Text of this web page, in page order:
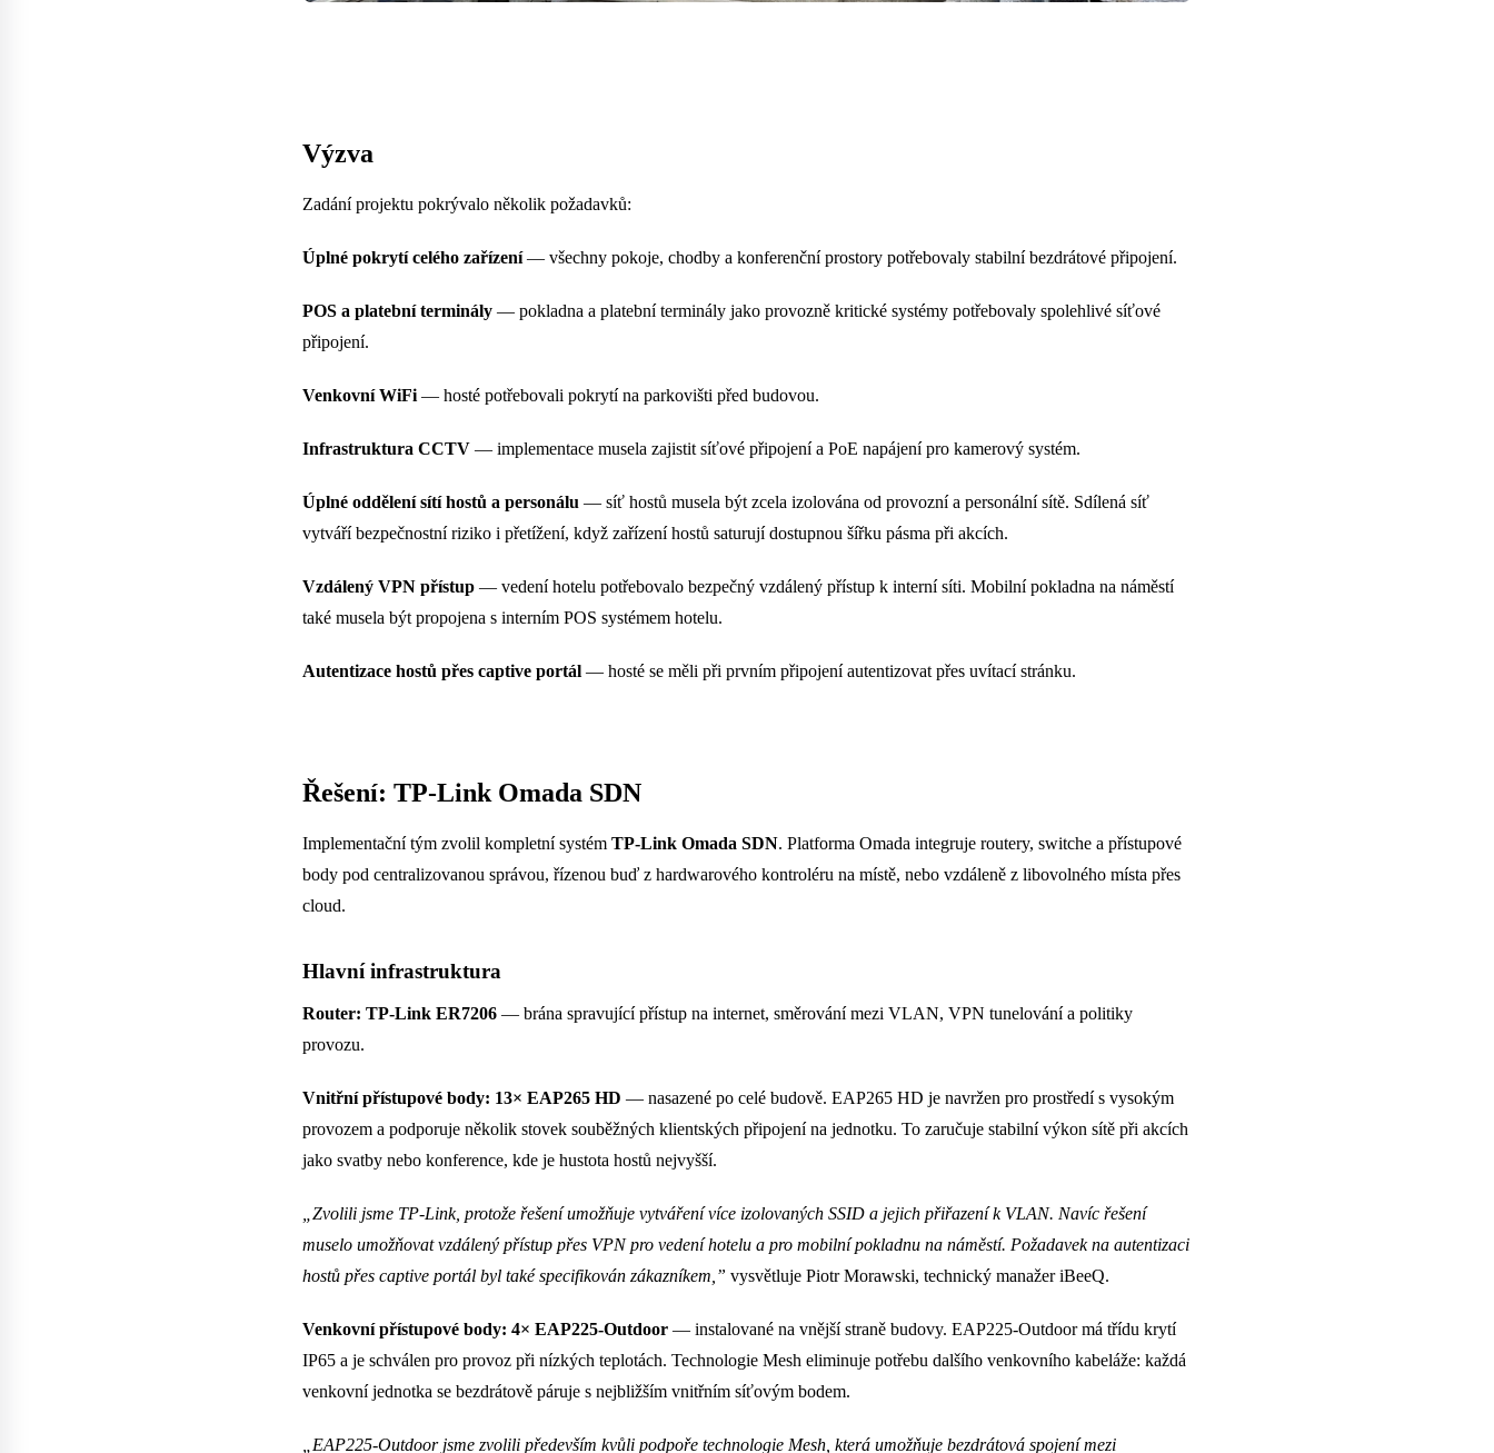
Výzva
Zadání projektu pokrývalo několik požadavků:
Úplné pokrytí celého zařízení— všechny pokoje, chodby a konferenční prostory potřebovaly stabilní bezdrátové připojení.
POS a platební terminály — pokladna a platební terminály jako provozně kritické systémy potřebovaly spolehlivé síťové
připojení.
Venkovní WiFi — hosté potřebovali pokrytí na parkovišti před budovou.
Infrastruktura CCTV — implementace musela zajistit síťové připojení a PoE napájení pro kamerový systém.
Úplné oddělení sítí hostů a personálu — síť hostů musela být zcela izolována od provozní a personální sítě. Sdílená síť
vytváří bezpečnostní riziko i přetížení, když zařízení hostů saturují dostupnou šířku pásma při akcích.
Vzdálený VPN přístup — vedení hotelu potřebovalo bezpečný vzdálený přístup k interní síti. Mobilní pokladna na náměstí
také musela být propojena s interním POS systémem hotelu.
Autentizace hostů přes captive portál — hosté se měli při prvním připojení autentizovat přes uvítací stránku.
Řešení: TP-Link Omada SDN
Implementační tým zvolil kompletní systém TP-Link Omada SDN. Platforma Omada integruje routery, switche a přístupové
body pod centralizovanou správou, řízenou buď z hardwarového kontroléru na místě, nebo vzdáleně z libovolného místa přes
cloud.
Hlavní infrastruktura
Router: TP-Link ER7206 — brána spravující přístup na internet, směrování mezi VLAN, VPN tunelování a politiky
provozu.
Vnitřní přístupové body: 13× EAP265 HD — nasazené po celé budově. EAP265 HD je navržen pro prostředí s vysokým
provozem a podporuje několik stovek souběžných klientských připojení na jednotku. To zaručuje stabilní výkon sítě při akcích
jako svatby nebo konference, kde je hustota hostů nejvyšší.
„Zvolili jsme TP-Link, protože řešení umožňuje vytváření více izolovaných SSID a jejich přiřazení k VLAN. Navíc řešení
muselo umožňovat vzdálený přístup přes VPN pro vedení hotelu a pro mobilní pokladnu na náměstí. Požadavek na autentizaci
hostů přes captive portál byl také specifikován zákazníkem,” vysvětluje Piotr Morawski, technický manažer iBeeQ.
Venkovní přístupové body: 4× EAP225-Outdoor — instalované na vnější straně budovy. EAP225-Outdoor má třídu krytí
IP65 a je schválen pro provoz při nízkých teplotách. Technologie Mesh eliminuje potřebu dalšího venkovního kabeláže: každá
venkovní jednotka se bezdrátově páruje s nejbližším vnitřním síťovým bodem.
„EAP225-Outdoor jsme zvolili především kvůli podpoře technologie Mesh, která umožňuje bezdrátová spojení mezi